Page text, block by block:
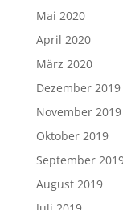
Mai 2020
April 2020
März 2020
Dezember 2019
November 2019
Oktober 2019
September
August 2019